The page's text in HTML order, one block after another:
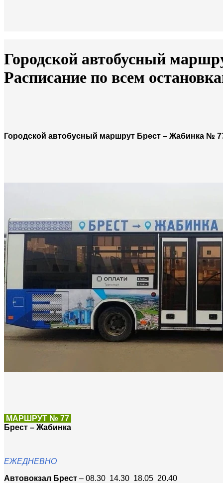
Городской автобусный
Расписание по всем
Городской автобусный маршрут Брест – Жабинка №
МАРШРУТ № 77
Брест – Жабинка
ЕЖЕДНЕВНО
Автовокзал Брест – 08.30 14.30 18.05 20.40